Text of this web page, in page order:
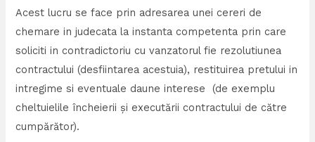
Acest lucru se face prin adresarea unei cereri de
chemare in judecata la instanta competenta prin care
soliciti in contradictoriu cu vanzatorul fie rezolutiunea
contractului (desfiintarea acestuia), restituirea pretului in
intregime si eventuale daune interese (de exemplu
cheltuielile încheierii şi executării contractului de către
cumpărător).